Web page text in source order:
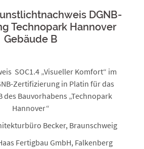
DGNB-
Technopark Hannover
Gebäude B
SOC1.4 „Visueller Komfort“ im
Zertifizierung in Platin für das
des Bauvorhabens „Technopark
Hannover“
Becker, Braunschweig
Fertigbau GmbH, Falkenberg